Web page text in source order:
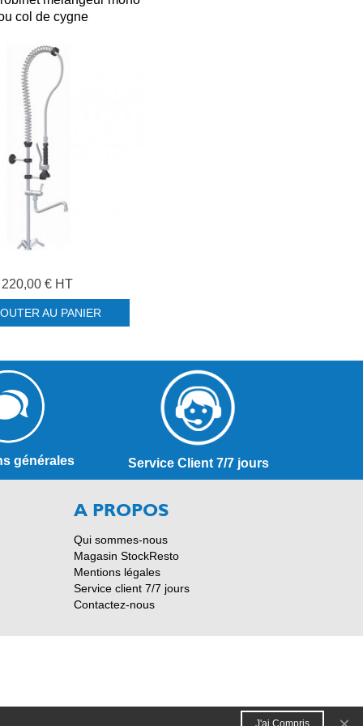
col de cygne
220,00 € HT
AU PANIER
générales Service Client 7/7 jours
A PROPOS
Qui sommes-nous
Magasin StockResto
Mentions légales
Service client 7/7 jours
Contactez-nous
J'ai Compris